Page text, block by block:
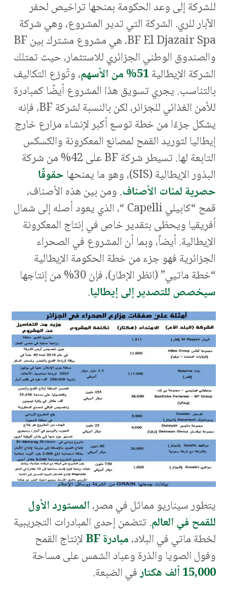
للشركة إلى وعد الحكومة بمنحها تراخيص لحفر
الآبار للري. الشركة التي تدير المشروع، وهي شركة
BF El Djazair Spa، هي مشروع مشترك بين BF
والصندوق الوطني الجزائري للاستثمار، حيث تمتلك
الشركة الإيطالية51% من الأسهم
، وتُوزع التكاليف
بالتناسب. يجري تسويق هذا المشروع أيضًا كمبادرة
للأمن الغذائي للجزائر، لكن بالنسبة لشركة BF، فإنه
يشكل جزءًا من خطة توسع أكبر لإنشاء مزارع خارج
إيطاليا لتوريد القمح لمصانع المعكرونة والكسكس
التابعة لها. تسيطر شركة BF على 42% من شركة
البذور الإيطالية (SIS)، وهو ما يمنحها
حقوقًا
حصرية لمئات الأصناف. ومن بين هذه الأصناف،
قمح “كابيلي Capelli “، الذي يعود أصله إلى شمال
أفريقيا ويحظى بتقدير خاص في إنتاج المعكرونة
الإيطالية. أيضاً، وبما أن المشروع في الصحراء
الجزائرية فهو جزء من خطة الحكومة الإيطالية
“خطة ماتيي” (انظر الإطار)، فإن 30% من إنتاجها
سيخصص للتصدير إلى إيطاليا.
يتطور سيناريو مماثل في مصر،المستورد الأول
للقمح في العالم. تتضمن إحدى المبادرات التجريبية
لخطة ماتي في البلاد،مبادرة BF
لإنتاج القمح
وفول الصويا والذرة وعباد الشمس على مساحة
15,000 ألف هكتار
في الضبعة.